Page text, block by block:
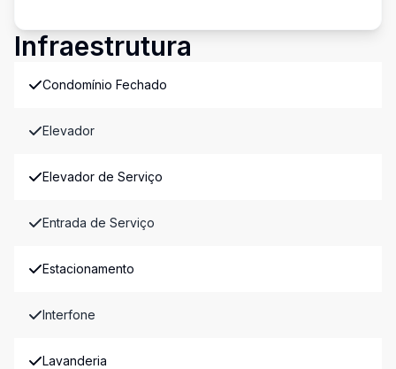
Infraestrutura
Condomínio Fechado
Elevador
Elevador de Serviço
Entrada de Serviço
Estacionamento
Interfone
Lavanderia